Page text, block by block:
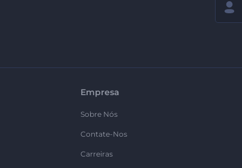
Empresa
Sobre Nós
Contate-Nos
Carreiras